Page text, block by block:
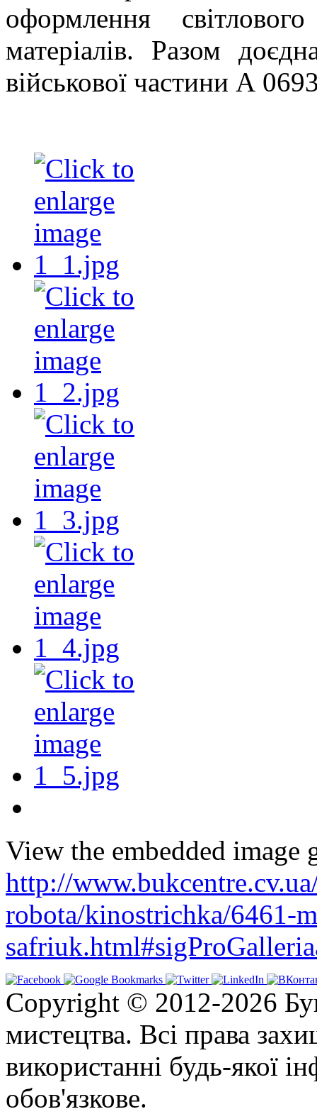
оформлення
матеріалів. Разом
військової частини А
View the embedded image
http://
robota/kinostrichka/6461-
Copyright © 2012-2026
мистецтва. Всі права
використанні будь-якої
обов'язкове.